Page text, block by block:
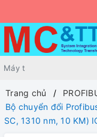
Trang chủ
Bộ chuyển đổi
SC, 1310 nm, 10 KM)